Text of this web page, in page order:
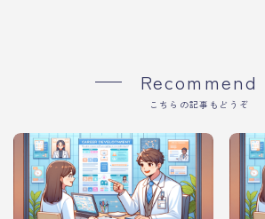
Recommend
こちらの記事もどうぞ